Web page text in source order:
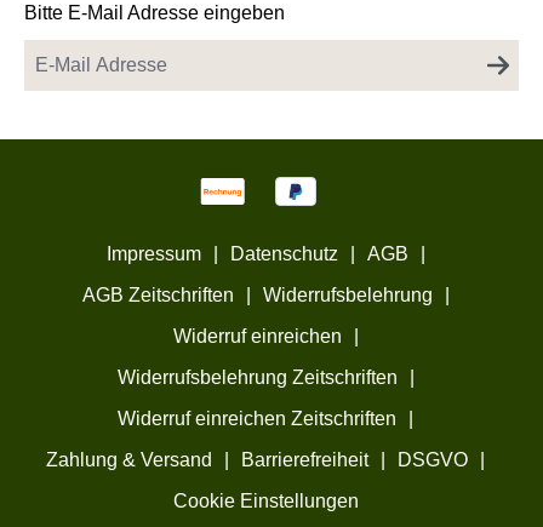
Bitte E-Mail Adresse eingeben
Impressum Datenschutz AGB
AGB Zeitschriften
Widerrufsbelehrung
Widerruf einreichen
Widerrufsbelehrung Zeitschriften
Widerruf einreichen Zeitschriften
Zahlung & Versand
Barrierefreiheit DSGVO
Cookie Einstellungen